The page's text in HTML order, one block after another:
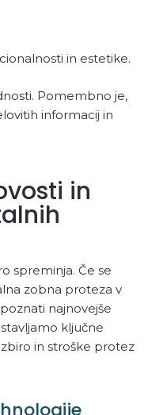
in estetike.
Pomembno je,
informacij in
in
spreminja. Če se
zobna proteza v
najnovejše
ključne
in stroške protez